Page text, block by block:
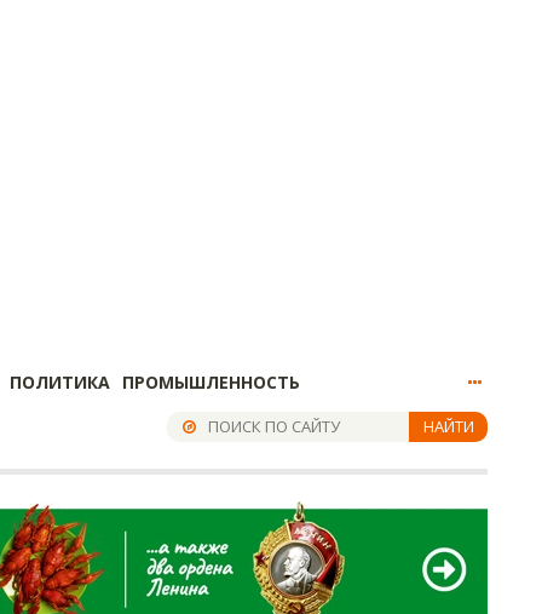
ПОЛИТИКА ПРОМЫШЛЕННОСТЬ
НАЙТИ